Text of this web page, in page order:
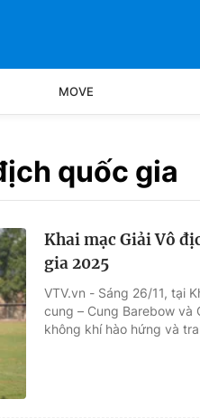
MOVE
quốc gia
Khai mạc Giải Vô
gia 2025
VTV.vn - Sáng 26/11, tại
cung – Cung Barebow
không khí hào hứng và